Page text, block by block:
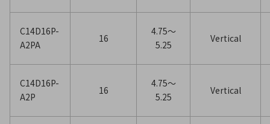
C14D16P-
A2PA
16
4.75〜
5.25
Vertical
C14D16P-
A2P
16
4.75〜
5.25
Vertical